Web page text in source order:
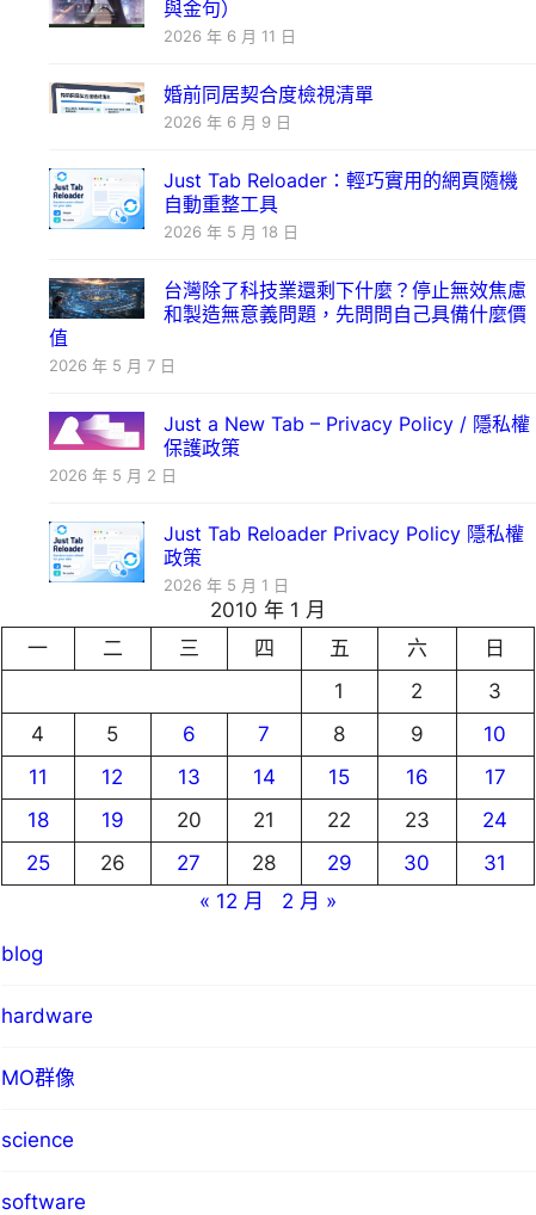
與金句）
2026 年 6 月 11 日
婚前同居契合度檢視清單
2026 年 6 月 9 日
Just Tab Reloader：輕巧實用的網頁隨機
自動重整工具
2026 年 5 月 18 日
台灣除了科技業還剩下什麼？停止無效焦慮
和製造無意義問題，先問問自己具備什麼價
值
2026 年 5 月 7 日
Just a New Tab – Privacy Policy / 隱私權
保護政策
2026 年 5 月 2 日
Just Tab Reloader Privacy Policy 隱私權
政策
2026 年 5 月 1 日
2010 年 1 月
一
二 三 四 五 六
日
1
2
3
4
5 6 7 8 9
10
11
12 13 14 15 16
17
18
19 20 21 22 23
24
25
26 27 28 29 30
31
« 12 月
2 月 »
blog
hardware
MO群像
science
software